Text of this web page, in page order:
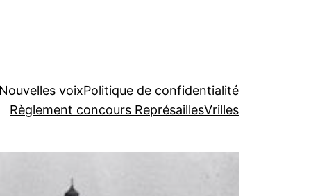
Nouvelles voixPolitique de confidentialité
Règlement concours ReprésaillesVrilles